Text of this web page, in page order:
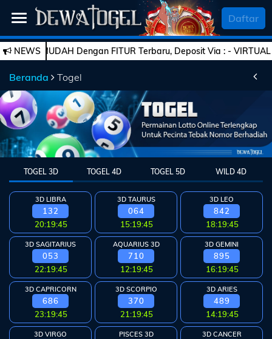
SELAMAT DATANG
Beranda
Daftar
Togel
Live
Casino
Slot
Games
Esports PROMO
Bola
Arcade
Deposit
History
Daftar
NEWSMUDAH Dengan FITUR Terbaru, Deposit Via : -
Beranda Togel
TOGEL 3D TOGEL 4D TOGEL 5D WILD 4D
3D LIBRA
132
20:19:44
3D TAURUS
064
15:19:44
3D LEO
842
18:19:44
3D SAGITARIUS
053
22:19:44
AQUARIUS 3D
710
12:19:44
3D GEMINI
895
16:19:44
3D CAPRICORN
686
23:19:44
3D SCORPIO
370
21:19:44
3D ARIES
489
14:19:44
3D VIRGO PISCES 3D 3D CANCER